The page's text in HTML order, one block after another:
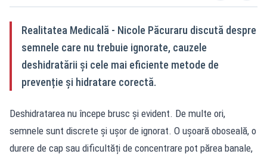
Realitatea Medicală - Nicole Păcuraru discută despre
semnele care nu trebuie ignorate, cauzele
deshidratării și cele mai eficiente metode de
prevenție și hidratare corectă.
Deshidratarea nu începe brusc și evident. De multe ori,
semnele sunt discrete și ușor de ignorat. O ușoară oboseală, o
durere de cap sau dificultăți de concentrare pot părea banale,